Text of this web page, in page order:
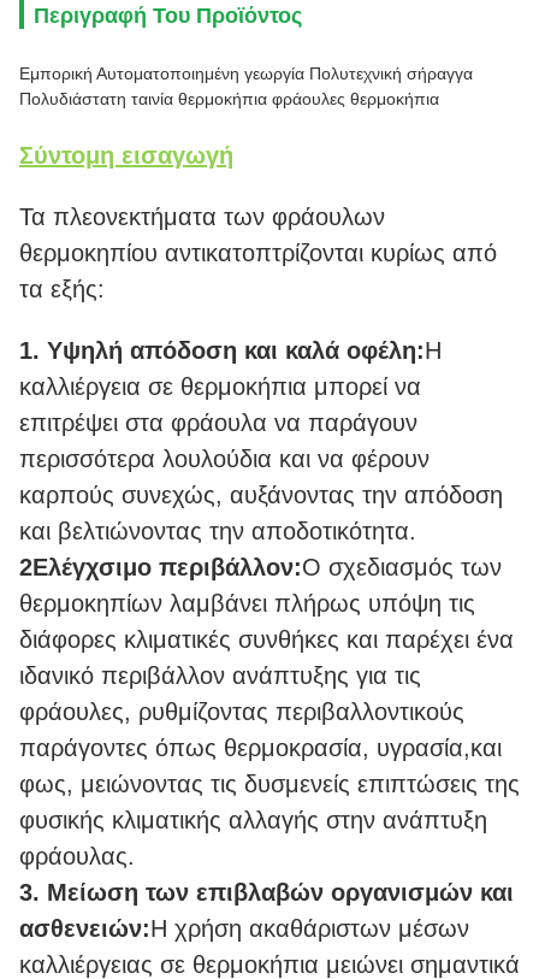
Περιγραφή Του Προϊόντος
Εμπορική Αυτοματοποιημένη γεωργία Πολυτεχνική σήραγγα
Πολυδιάστατη ταινία θερμοκήπια φράουλες θερμοκήπια
Σύντομη εισαγωγή
Τα πλεονεκτήματα των φράουλων
θερμοκηπίου αντικατοπτρίζονται κυρίως από
τα εξής:
1. Υψηλή απόδοση και καλά οφέλη:Η
καλλιέργεια σε θερμοκήπια μπορεί να
επιτρέψει στα φράουλα να παράγουν
περισσότερα λουλούδια και να φέρουν
καρπούς συνεχώς, αυξάνοντας την απόδοση
και βελτιώνοντας την αποδοτικότητα.
2Ελέγχσιμο περιβάλλον:Ο σχεδιασμός των
θερμοκηπίων λαμβάνει πλήρως υπόψη τις
διάφορες κλιματικές συνθήκες και παρέχει ένα
ιδανικό περιβάλλον ανάπτυξης για τις
φράουλες, ρυθμίζοντας περιβαλλοντικούς
παράγοντες όπως θερμοκρασία, υγρασία,και
φως, μειώνοντας τις δυσμενείς επιπτώσεις της
φυσικής κλιματικής αλλαγής στην ανάπτυξη
φράουλας.
3. Μείωση των επιβλαβών οργανισμών και
ασθενειών:Η χρήση ακαθάριστων μέσων
καλλιέργειας σε θερμοκήπια μειώνει σημαντικά